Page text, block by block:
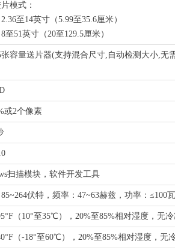
模式：
至14英寸（5.99至35.6厘米）
至51英寸（20至129.5厘米）
张容量送片器(支持混合尺寸,自动检测大小,无
或2个像素
扫描模块，软件开发工具
伏特，频率：47~63赫兹，功率：≤100
（10°至35℃），20%至85%相对湿度，无冷
（-18°至60℃），20%至85%相对湿度，无